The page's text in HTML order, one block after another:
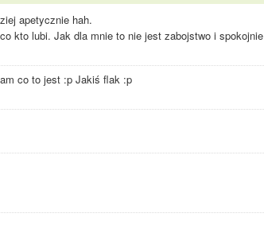
apetycznie hah.
kto lubi. Jak dla mnie to nie jest zabojstwo i spokojnie
co to jest :p Jakiś flak :p